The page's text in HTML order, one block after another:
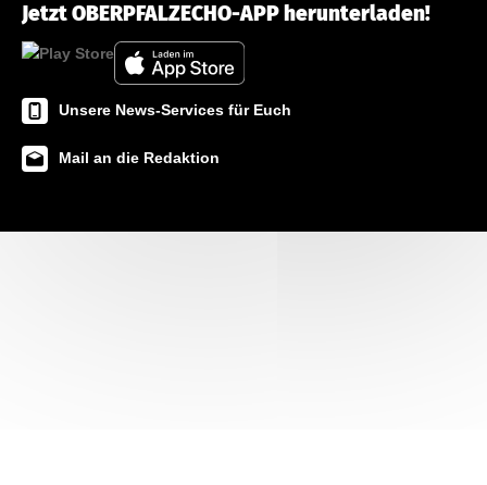
Jetzt OBERPFALZECHO-APP herunterladen!
Unsere News-Services für Euch
Mail an die Redaktion